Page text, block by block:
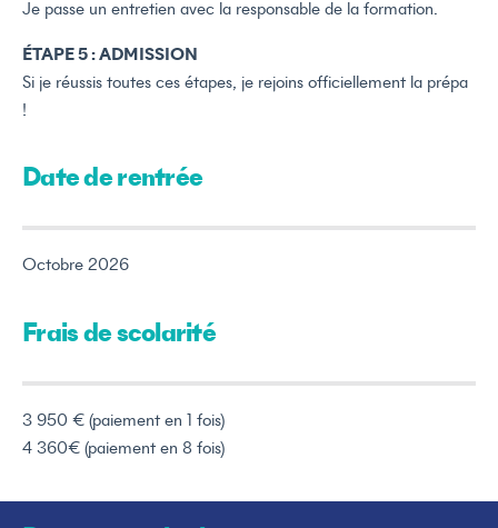
Je passe un entretien avec la responsable de la formation.
ÉTAPE 5 : ADMISSION
Si je réussis toutes ces étapes, je rejoins officiellement la prépa
!
Date de rentrée
Octobre 2026
Frais de scolarité
3 950 € (paiement en 1 fois)
4 360€ (paiement en 8 fois)